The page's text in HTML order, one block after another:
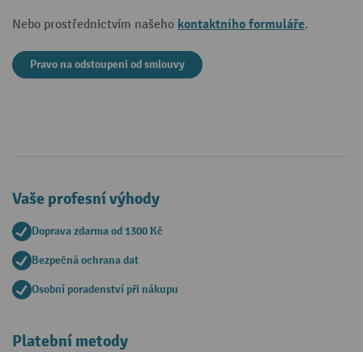
Nebo prostřednictvím našeho kontaktního formuláře.
Pravo na odstoupeni od smlouvy
Vaše profesní výhody
Doprava zdarma od 1300 Kč
Bezpečná ochrana dat
Osobní poradenství při nákupu
Platební metody